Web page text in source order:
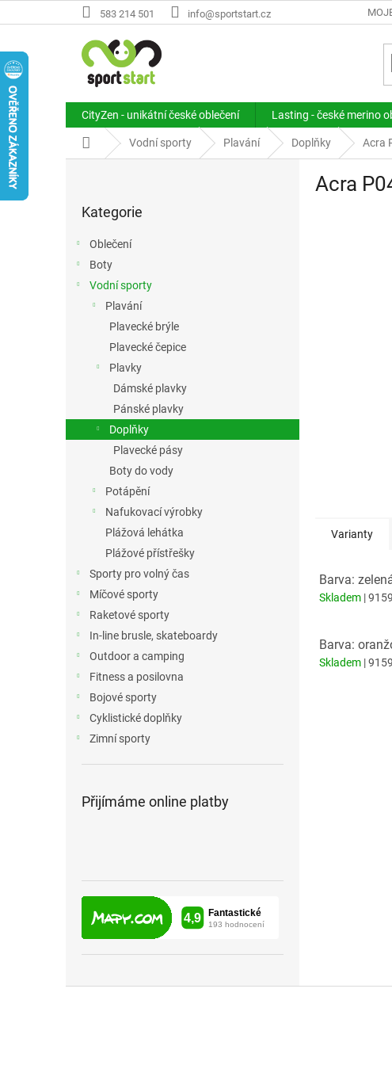
na
583 214 501 info@sportstart.cz
CityZen - unikátní české oblečení Lasting - české merino
Domů Vodní sporty Plavání Doplňky Acra
kategorie
Kategorie
Oblečení
Boty
Vodní sporty
Plavání
Plavecké brýle
Plavecké čepice
Plavky
Dámské plavky
Pánské plavky
Doplňky
Plavecké pásy
Boty do vody
Potápění
Nafukovací výrobky
Plážová lehátka
Plážové přístřešky
Sporty pro volný čas
Míčové sporty
Raketové sporty
In-line brusle, skateboardy
Outdoor a camping
Fitness a posilovna
Bojové sporty
Cyklistické doplňky
Zimní sporty
Přijímáme online platby
Acra
Varianty
Barva:
Skladem |
Barva:
Skladem |